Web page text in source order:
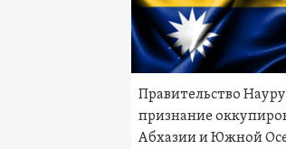
Правительство
признание
Абхазии и Южной